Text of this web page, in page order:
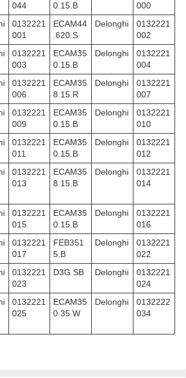
044
0.15.B
000
0132221
001
ECAM44
.620.S
Delonghi
0132221
002
0132221
003
ECAM35
0.15.B
Delonghi
0132221
004
0132221
006
ECAM35
8.15.R
Delonghi
0132221
007
0132221
009
ECAM35
0.15.B
Delonghi
0132221
010
0132221
011
ECAM35
0.15.B
Delonghi
0132221
012
0132221
013
ECAM35
8.15.B
Delonghi
0132221
014
0132221
015
ECAM35
0.15.B
Delonghi
0132221
016
0132221
017
FEB351
5.B
Delonghi
0132221
022
0132221
023
D3G SB Delonghi
0132221
024
0132221
025
ECAM35
0.35.W
Delonghi
0132222
034